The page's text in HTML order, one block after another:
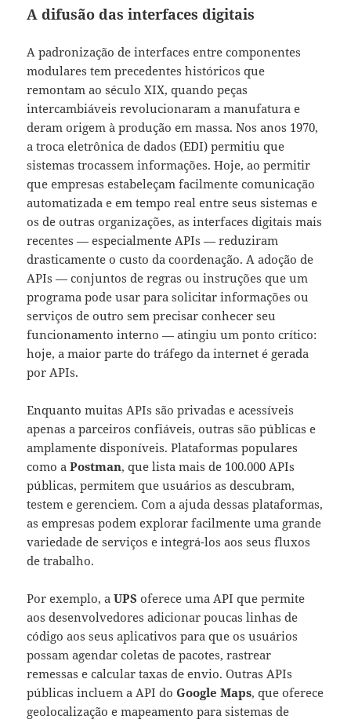
A difusão das interfaces digitais
A padronização de interfaces entre componentes
modulares tem precedentes históricos que
remontam ao século XIX, quando peças
intercambiáveis revolucionaram a manufatura e
deram origem à produção em massa. Nos anos 1970,
a troca eletrônica de dados (EDI) permitiu que
sistemas trocassem informações. Hoje, ao permitir
que empresas estabeleçam facilmente comunicação
automatizada e em tempo real entre seus sistemas e
os de outras organizações, as interfaces digitais mais
recentes — especialmente APIs — reduziram
drasticamente o custo da coordenação. A adoção de
APIs — conjuntos de regras ou instruções que um
programa pode usar para solicitar informações ou
serviços de outro sem precisar conhecer seu
funcionamento interno — atingiu um ponto crítico:
hoje, a maior parte do tráfego da internet é gerada
por APIs.
Enquanto muitas APIs são privadas e acessíveis
apenas a parceiros confiáveis, outras são públicas e
amplamente disponíveis. Plataformas populares
como aPostman, que lista mais de 100.000 APIs
públicas, permitem que usuários as descubram,
testem e gerenciem. Com a ajuda dessas plataformas,
as empresas podem explorar facilmente uma grande
variedade de serviços e integrá-los aos seus fluxos
de trabalho.
Por exemplo, aUPS oferece uma API que permite
aos desenvolvedores adicionar poucas linhas de
código aos seus aplicativos para que os usuários
possam agendar coletas de pacotes, rastrear
remessas e calcular taxas de envio. Outras APIs
públicas incluem a API doGoogle Maps, que oferece
geolocalização e mapeamento para sistemas de